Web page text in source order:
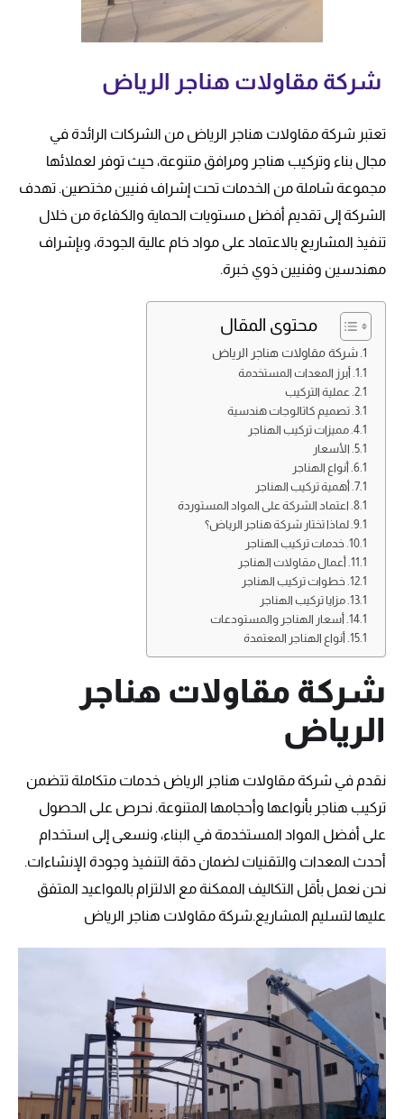
شركة مقاولات هناجر الرياض
تعتبر شركة مقاولات هناجر الرياض من الشركات الرائدة في
مجال بناء وتركيب هناجر ومرافق متنوعة، حيث توفر لعملائها
مجموعة شاملة من الخدمات تحت إشراف فنيين مختصين. تهدف
الشركة إلى تقديم أفضل مستويات الحماية والكفاءة من خلال
تنفيذ المشاريع بالاعتماد على مواد خام عالية الجودة، وبإشراف
مهندسين وفنيين ذوي خبرة.
محتوى المقال
شركة مقاولات هناجر الرياض
أبرز المعدات المستخدمة
عملية التركيب
تصميم كاتالوجات هندسية
مميزات تركيب الهناجر
الأسعار
أنواع الهناجر
أهمية تركيب الهناجر
اعتماد الشركة على المواد المستوردة
لماذا تختار شركة هناجر الرياض؟
خدمات تركيب الهناجر
أعمال مقاولات الهناجر
خطوات تركيب الهناجر
مزايا تركيب الهناجر
أسعار الهناجر والمستودعات
أنواع الهناجر المعتمدة
شركة مقاولات هناجر
الرياض
نقدم في شركة مقاولات هناجر الرياض خدمات متكاملة تتضمن
تركيب هناجر بأنواعها وأحجامها المتنوعة. نحرص على الحصول
على أفضل المواد المستخدمة في البناء، ونسعى إلى استخدام
أحدث المعدات والتقنيات لضمان دقة التنفيذ وجودة الإنشاءات.
نحن نعمل بأقل التكاليف الممكنة مع الالتزام بالمواعيد المتفق
عليها لتسليم المشاريع.شركة مقاولات هناجر الرياض